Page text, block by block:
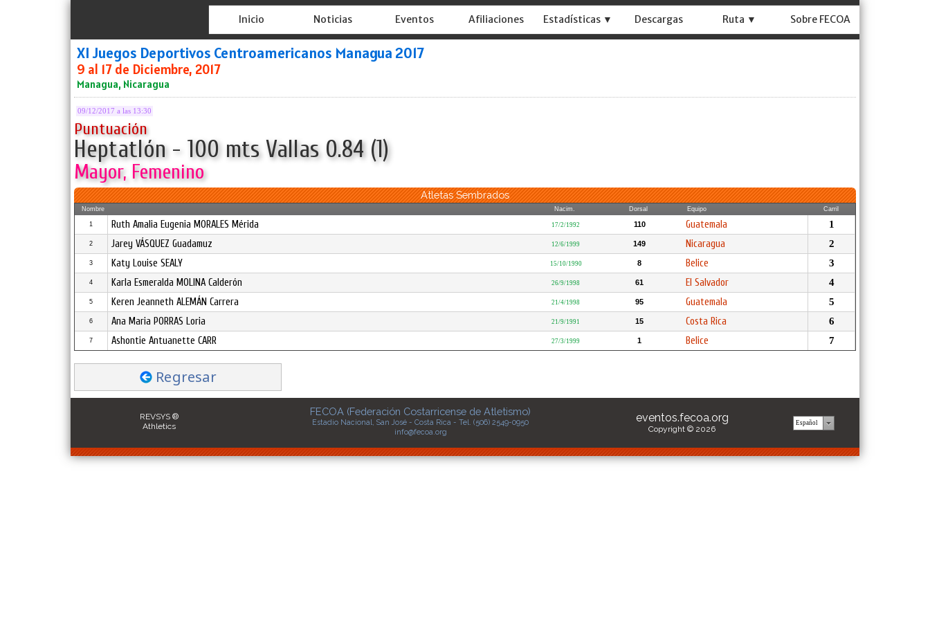
Inicio Noticias Eventos Afiliaciones Estadísticas ▼ Descargas Ruta ▼ Sobre FECOA
XI Juegos Deportivos Centroamericanos Managua 2017
9 al 17 de Diciembre, 2017
Managua, Nicaragua
09/12/2017 a las 13:30
Puntuación
Heptatlón - 100 mts Vallas 0.84 (1)
Mayor, Femenino
Atletas Sembrados
Nombre Nacim. Dorsal Equipo Carril
1 Ruth Amalia Eugenia MORALES Mérida 17/2/1992 110 Guatemala 1
2 Jarey VÁSQUEZ Guadamuz 12/6/1999 149 Nicaragua 2
3 Katy Louise SEALY 15/10/1990 8 Belice 3
4 Karla Esmeralda MOLINA Calderón 26/9/1998 61 El Salvador 4
5 Keren Jeanneth ALEMÁN Carrera 21/4/1998 95 Guatemala 5
6 Ana Maria PORRAS Loria 21/9/1991 15 Costa Rica 6
7 Ashontie Antuanette CARR 27/3/1999 1 Belice 7
Regresar
REVSYS ®
Athletics
FECOA (Federación Costarricense de Atletismo)
Estadio Nacional, San José - Costa Rica - Tel. (506) 2549-0950
info@fecoa.org
eventos.fecoa.org
Copyright © 2026